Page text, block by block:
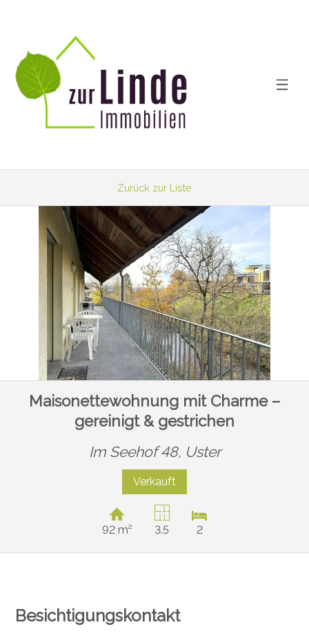
Zurück zur Liste
Maisonettewohnung mit Charme –
gereinigt & gestrichen
Im Seehof 48, Uster
Verkauft
92 m² 3.5 2
Besichtigungskontakt